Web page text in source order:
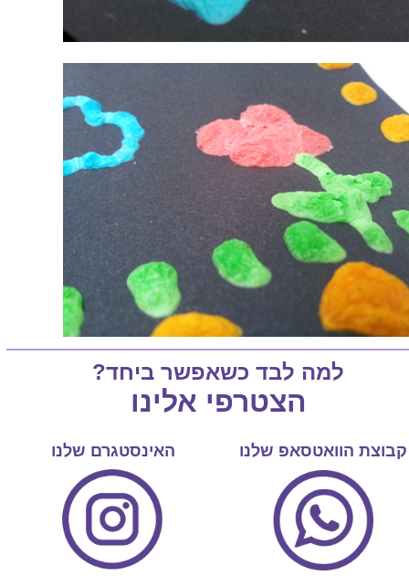
למה לבד כשאפשר ביחד?
הצטרפי אלינו
קבוצת הוואטסאפ שלנו האינסטגרם שלנו